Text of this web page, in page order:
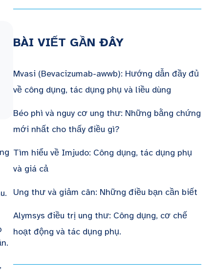
BÀI VIẾT GẦN ĐÂY
Mvasi (Bevacizumab-awwb): Hướng dẫn đầy đủ
về công dụng, tác dụng phụ và liều dùng
Béo phì và nguy cơ ung thư: Những bằng chứng
mới nhất cho thấy điều gì?
Tìm hiểu về Imjudo: Công dụng, tác dụng phụ
và giá cả
Ung thư và giảm cân: Những điều bạn cần biết
Alymsys điều trị ung thư: Công dụng, cơ chế
hoạt động và tác dụng phụ.